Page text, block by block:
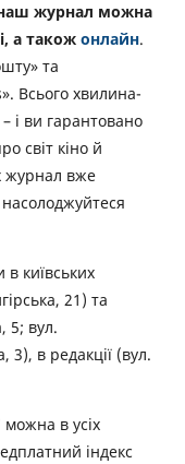
журнал можна
а також онлайн.
та
Всього хвилина-
і ви гарантовано
світ кіно й
журнал вже
київських
21) та
5; вул.
3), в редакції (вул.
в усіх
індекс